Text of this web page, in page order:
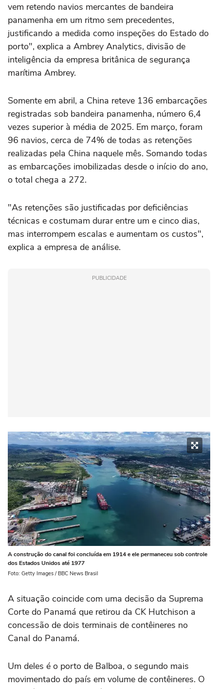
vem retendo navios mercantes de bandeira
panamenha em um ritmo sem precedentes,
justificando a medida como inspeções do Estado do
porto", explica a Ambrey Analytics, divisão de
inteligência da empresa britânica de segurança
marítima Ambrey.
Somente em abril, a China reteve 136 embarcações
registradas sob bandeira panamenha, número 6,4
vezes superior à média de 2025. Em março, foram
96 navios, cerca de 74% de todas as retenções
realizadas pela China naquele mês. Somando todas
as embarcações imobilizadas desde o início do ano,
o total chega a 272.
"As retenções são justificadas por deficiências
técnicas e costumam durar entre um e cinco dias,
mas interrompem escalas e aumentam os custos",
explica a empresa de análise.
PUBLICIDADE
A construção do canal foi concluída em 1914 e ele permaneceu sob controle
dos Estados Unidos até 1977
Foto: Getty Images / BBC News Brasil
A situação coincide com uma decisão da Suprema
Corte do Panamá que retirou da CK Hutchison a
concessão de dois terminais de contêineres no
Canal do Panamá.
Um deles é o porto de Balboa, o segundo mais
movimentado do país em volume de contêineres. O